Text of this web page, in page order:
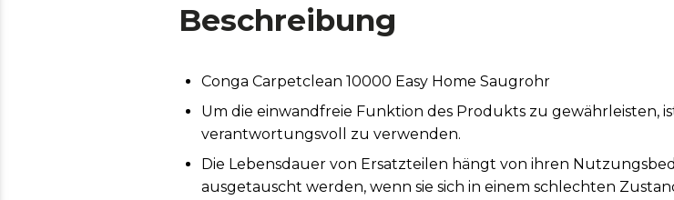
Beschreibung
Conga Carpetclean 10000 Easy Home Saugrohr
Um die einwandfreie Funktion des Produkts zu gewährleisten,
verantwortungsvoll zu verwenden.
Die Lebensdauer von Ersatzteilen hängt von ihren
ausgetauscht werden, wenn sie sich in einem schlechten